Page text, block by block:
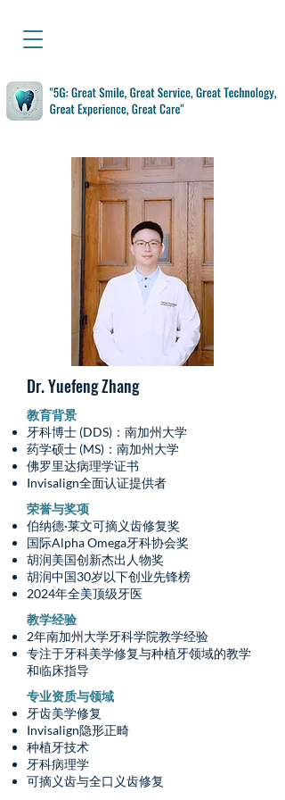
Dr. Yuefeng Zhang
教育背景
牙科博士 (DDS)：南加州大学
药学硕士 (MS)：南加州大学
佛罗里达病理学证书
Invisalign全面认证提供者
荣誉与奖项
伯纳德·莱文可摘义齿修复奖
国际Alpha Omega牙科协会奖
胡润美国创新杰出人物奖
胡润中国30岁以下创业先锋榜
2024年全美顶级牙医
教学经验
2年南加州大学牙科学院教学经验
专注于牙科美学修复与种植牙领域的教学
和临床指导
专业资质与领域
牙齿美学修复
Invisalign隐形正畸
种植牙技术
牙科病理学
可摘义齿与全口义齿修复